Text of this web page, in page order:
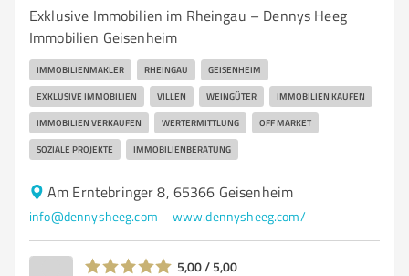
Exklusive Immobilien im Rheingau – Dennys Heeg
Immobilien Geisenheim
IMMOBILIENMAKLER RHEINGAU GEISENHEIM
EXKLUSIVE IMMOBILIEN VILLEN WEINGÜTER IMMOBILIEN KAUFEN
IMMOBILIEN VERKAUFEN WERTERMITTLUNG OFF MARKET
SOZIALE PROJEKTE IMMOBILIENBERATUNG
Am Erntebringer 8, 65366 Geisenheim
info@dennysheeg.com www.dennysheeg.com/
5,00 / 5,00